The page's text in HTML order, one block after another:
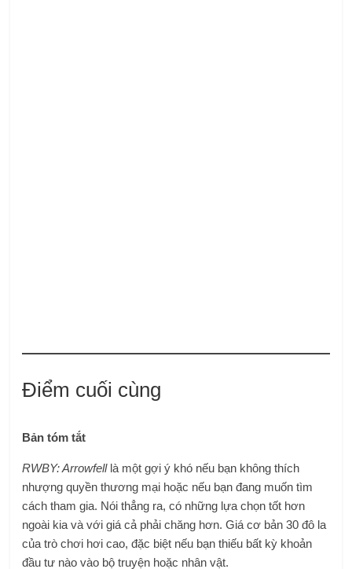
Điểm cuối cùng
Bản tóm tắt
RWBY: Arrowfelllà một gợi ý khó nếu bạn không thích
nhượng quyền thương mại hoặc nếu bạn đang muốn tìm
cách tham gia. Nói thẳng ra, có những lựa chọn tốt hơn
ngoài kia và với giá cả phải chăng hơn. Giá cơ bản 30 đô la
của trò chơi hơi cao, đặc biệt nếu bạn thiếu bất kỳ khoản
đầu tư nào vào bộ truyện hoặc nhân vật.